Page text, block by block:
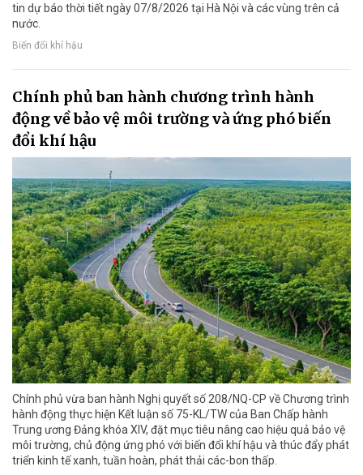
tin dự báo thời tiết ngày 07/8/2026 tại Hà Nội và các vùng trên cả
nước.
Biến đổi khí hậu
Chính phủ ban hành chương trình hành
động về bảo vệ môi trường và ứng phó biến
đổi khí hậu
Chính phủ vừa ban hành Nghị quyết số 208/NQ-CP về Chương trình
hành động thực hiện Kết luận số 75-KL/TW của Ban Chấp hành
Trung ương Đảng khóa XIV, đặt mục tiêu nâng cao hiệu quả bảo vệ
môi trường, chủ động ứng phó với biến đổi khí hậu và thúc đẩy phát
triển kinh tế xanh, tuần hoàn, phát thải các-bon thấp.